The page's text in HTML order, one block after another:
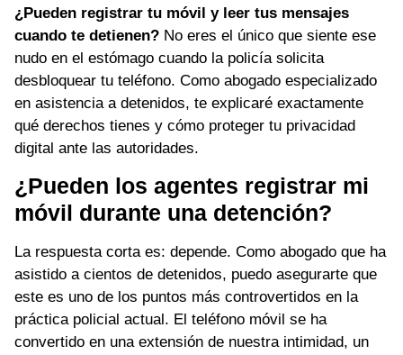
¿Pueden registrar tu móvil y leer tus mensajes
cuando te detienen? No eres el único que siente ese
nudo en el estómago cuando la policía solicita
desbloquear tu teléfono. Como abogado especializado
en asistencia a detenidos, te explicaré exactamente
qué derechos tienes y cómo proteger tu privacidad
digital ante las autoridades.
¿Pueden los agentes registrar mi
móvil durante una detención?
La respuesta corta es: depende. Como abogado que ha
asistido a cientos de detenidos, puedo asegurarte que
este es uno de los puntos más controvertidos en la
práctica policial actual. El teléfono móvil se ha
convertido en una extensión de nuestra intimidad, un